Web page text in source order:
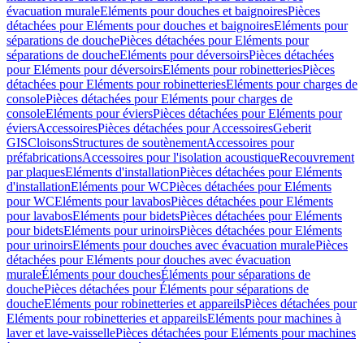
évacuation muraleEléments pour douches et baignoiresPièces
détachées pour Eléments pour douches et baignoiresEléments pour
séparations de douchePièces détachées pour Eléments pour
séparations de doucheEléments pour déversoirsPièces détachées
pour Eléments pour déversoirsEléments pour robinetteriesPièces
détachées pour Eléments pour robinetteriesEléments pour charges de
consolePièces détachées pour Eléments pour charges de
consoleEléments pour éviersPièces détachées pour Eléments pour
éviersAccessoiresPièces détachées pour AccessoiresGeberit
GISCloisonsStructures de soutènementAccessoires pour
préfabricationsAccessoires pour l'isolation acoustiqueRecouvrement
par plaquesEléments d'installationPièces détachées pour Eléments
d'installationEléments pour WCPièces détachées pour Eléments
pour WCEléments pour lavabosPièces détachées pour Eléments
pour lavabosEléments pour bidetsPièces détachées pour Eléments
pour bidetsEléments pour urinoirsPièces détachées pour Eléments
pour urinoirsEléments pour douches avec évacuation muralePièces
détachées pour Eléments pour douches avec évacuation
muraleÉléments pour douchesÉléments pour séparations de
douchePièces détachées pour Éléments pour séparations de
doucheEléments pour robinetteries et appareilsPièces détachées pour
Eléments pour robinetteries et appareilsEléments pour machines à
laver et lave-vaissellePièces détachées pour Eléments pour machines